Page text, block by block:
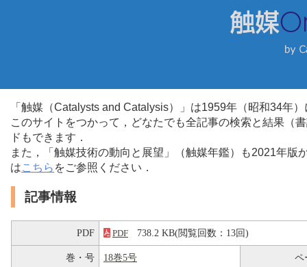
「触媒（Catalysts and Catalysis）」は1959年（昭和34年
このサイトをつかって，どなたでも全記事の検索と結果（
ドもできます．
また，「触媒技術の動向と展望」（触媒年鑑）も2021年
はこちら をご参照ください．
記事情報
PDF PDF 738.2 KB(閲覧回数：13回)
巻・号 18巻5号 ペ